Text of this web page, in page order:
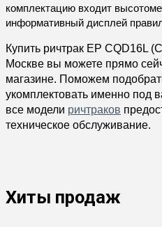
комплектацию входит
информативный дисплей
Купить ричтрак EP CQD16L
Москве вы можете прямо
магазине. Поможем
укомплектовать именно под
все модели ричтраков
техническое обслуживание.
Хиты продаж